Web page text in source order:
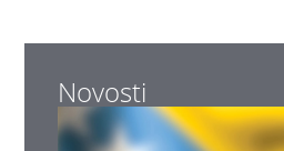
Novosti